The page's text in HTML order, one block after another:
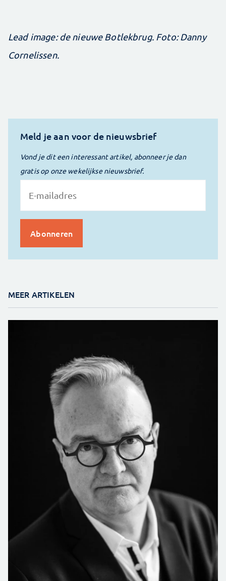
Lead image: de nieuwe Botlekbrug. Foto: Danny
Cornelissen.
Meld je aan voor de nieuwsbrief
Vond je dit een interessant artikel, abonneer je dan
gratis op onze wekelijkse nieuwsbrief.
MEER ARTIKELEN